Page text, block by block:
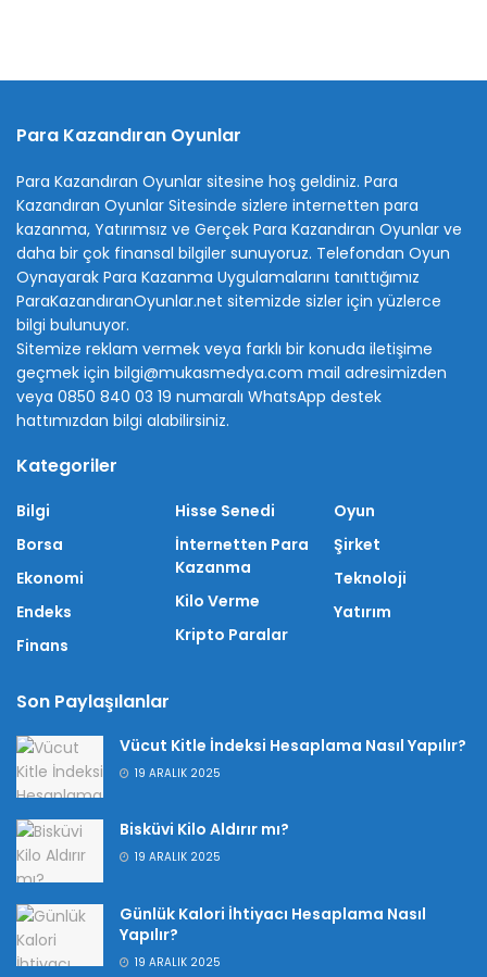
Para Kazandıran Oyunlar
Para Kazandıran Oyunlar sitesine hoş geldiniz. Para
Kazandıran Oyunlar Sitesinde sizlere internetten para
kazanma, Yatırımsız ve Gerçek Para Kazandıran Oyunlar ve
daha bir çok finansal bilgiler sunuyoruz. Telefondan Oyun
Oynayarak Para Kazanma Uygulamalarını tanıttığımız
ParaKazandıranOyunlar.net sitemizde sizler için yüzlerce
bilgi bulunuyor.
Sitemize reklam vermek veya farklı bir konuda iletişime
geçmek için bilgi@mukasmedya.com mail adresimizden
veya 0850 840 03 19 numaralı WhatsApp destek
hattımızdan bilgi alabilirsiniz.
Kategoriler
Bilgi
Borsa
Ekonomi
Endeks
Finans
Hisse Senedi
İnternetten Para
Kazanma
Kilo Verme
Kripto Paralar
Oyun
Şirket
Teknoloji
Yatırım
Son Paylaşılanlar
Vücut Kitle İndeksi Hesaplama Nasıl Yapılır?
19 ARALIK 2025
Bisküvi Kilo Aldırır mı?
19 ARALIK 2025
Günlük Kalori İhtiyacı Hesaplama Nasıl
Yapılır?
19 ARALIK 2025